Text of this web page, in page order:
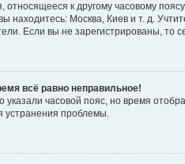
к другому часовому
находитесь: Москва, Киев и т. д.
Если вы не зарегистрированы, то
всё равно неправильное!
указали часовой пояс, но время
устранения проблемы.